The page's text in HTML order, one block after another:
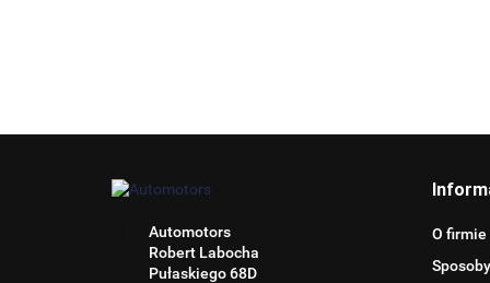
Automotors
Robert Labocha
Pułaskiego 68D
O firmie